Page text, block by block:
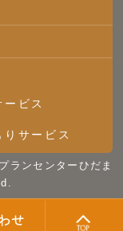
せ
ービス
りサービス
ランセンターひだま